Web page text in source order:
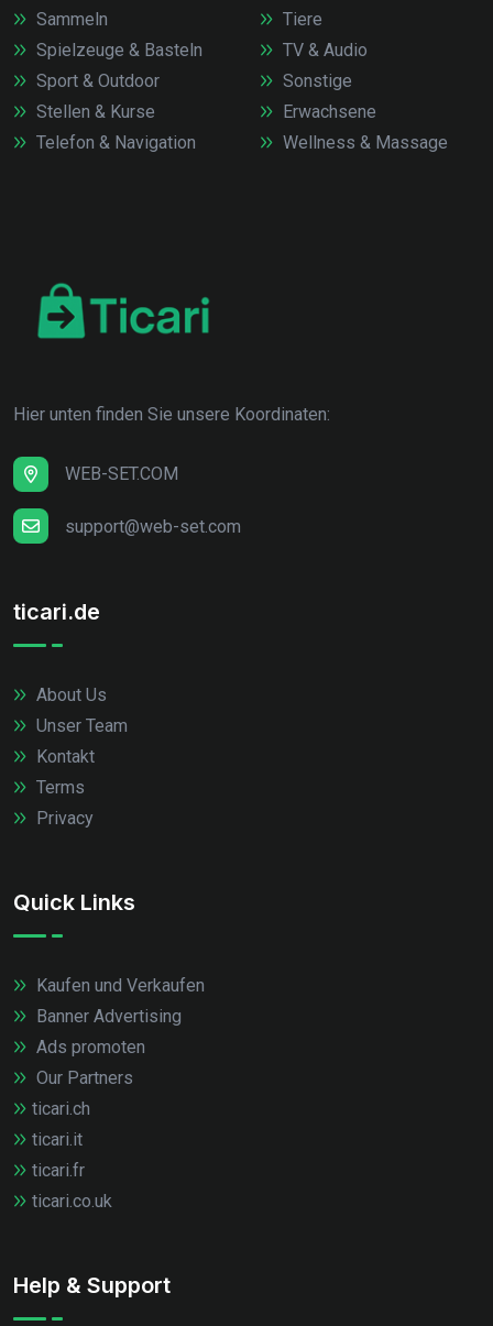
Sammeln
Spielzeuge & Basteln
Sport & Outdoor
Stellen & Kurse
Telefon & Navigation
Tiere
TV & Audio
Sonstige
Erwachsene
Wellness & Massage
Hier unten finden Sie unsere Koordinaten:
WEB-SET.COM
support@web-set.com
ticari.de
About Us
Unser Team
Kontakt
Terms
Privacy
Quick Links
Kaufen und Verkaufen
Banner Advertising
Ads promoten
Our Partners
ticari.ch
ticari.it
ticari.fr
ticari.co.uk
Help & Support